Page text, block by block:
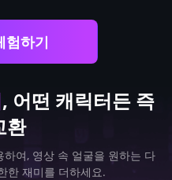
험하기
, 어떤 캐릭터든 즉
환
여, 영상 속 얼굴을 원하는 다
한 재미를 더하세요.